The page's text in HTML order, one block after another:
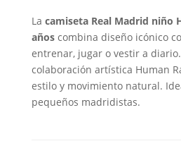
La camiseta Real Madrid niño
añoscombina diseño icónico
entrenar, jugar o vestir a
colaboración artística Human
estilo y movimiento natural.
pequeños madridistas.